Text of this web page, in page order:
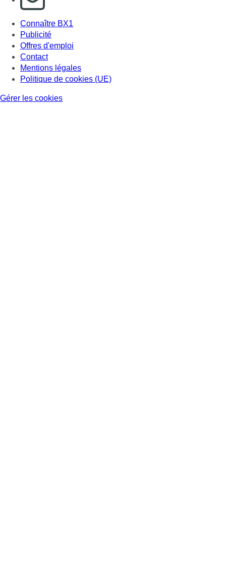
Connaître BX1
Publicité
Offres d'emploi
Contact
Mentions légales
Politique de cookies (UE)
Gérer les cookies